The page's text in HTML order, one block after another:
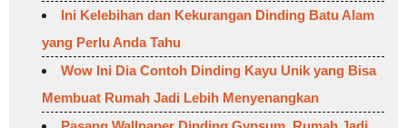
Ini Kelebihan dan Kekurangan Dinding Batu Alam
yang Perlu Anda Tahu
Wow Ini Dia Contoh Dinding Kayu Unik yang Bisa
Membuat Rumah Jadi Lebih Menyenangkan